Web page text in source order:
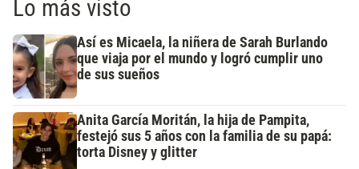
Lo más visto
Así es Micaela, la niñera de Sarah Burlando
que viaja por el mundo y logró cumplir uno
de sus sueños
Anita García Moritán, la hija de Pampita,
festejó sus 5 años con la familia de su papá:
torta Disney y glitter